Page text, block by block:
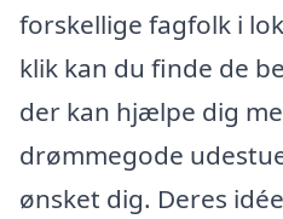
forskellige fagfolk i
klik kan du finde de
der kan hjælpe dig
drømmegode
ønsket dig. Deres